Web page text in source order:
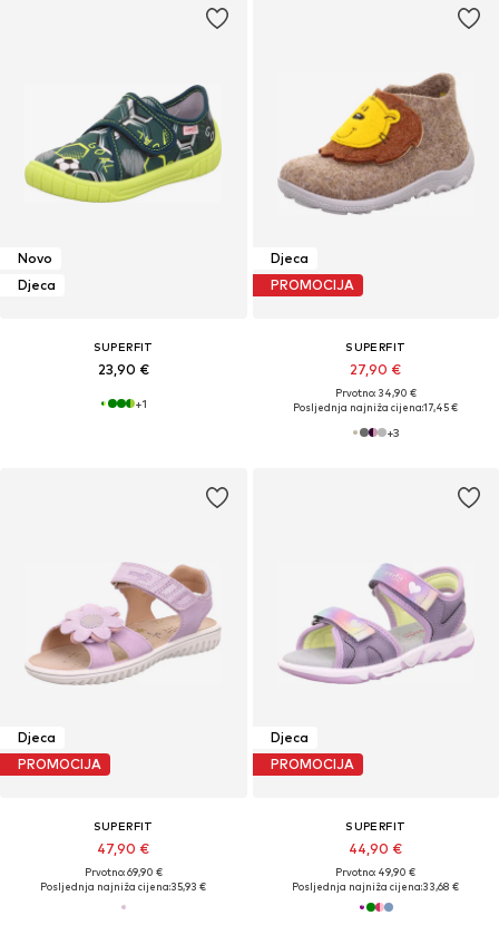
Novo
Djeca
SUPERFIT
23,90 €
+1
Djeca
PROMOCIJA
SUPERFIT
27,90 €
Prvotno: 34,90 €
Posljednja najniža cijena:17,45 €
+3
Djeca
PROMOCIJA
SUPERFIT
47,90 €
Prvotno: 69,90 €
Posljednja najniža cijena:35,93 €
Djeca
PROMOCIJA
SUPERFIT
44,90 €
Prvotno: 49,90 €
Posljednja najniža cijena:33,68 €